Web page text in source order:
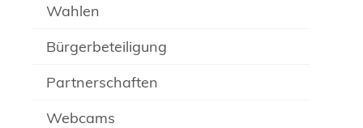
Wahlen
Bürgerbeteiligung
Partnerschaften
Webcams